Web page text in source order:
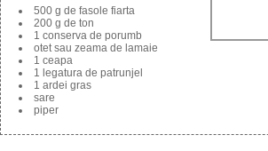
500 g de fasole fiarta
200 g de ton
1 conserva de porumb
otet sau zeama de lamaie
1 ceapa
1 legatura de patrunjel
1 ardei gras
sare
piper